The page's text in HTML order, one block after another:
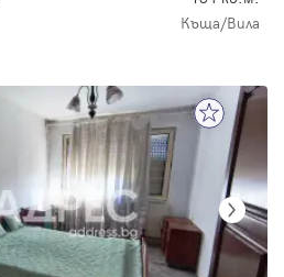
Къща/Вила